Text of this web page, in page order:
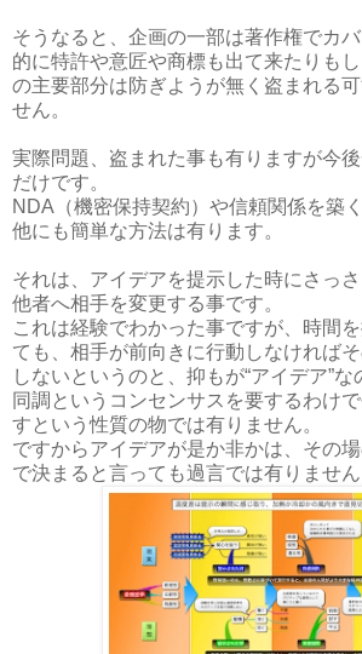
そうなると、企画の一部は著作権でカ
的に特許や意匠や商標も出て来たりも
の主要部分は防ぎようが無く盗まれる
せん。
実際問題、盗まれた事も有りますが今
だけです。
NDA（機密保持契約）や信頼関係を築
他にも簡単な方法は有ります。
それは、アイデアを提示した時にさっ
他者へ相手を変更する事です。
これは経験でわかった事ですが、時間
ても、相手が前向きに行動しなければ
しないというのと、抑もが“アイデア”
同調というコンセンサスを要するわけ
すという性質の物では有りません。
ですからアイデアが是か非かは、その
で決まると言っても過言では有りません